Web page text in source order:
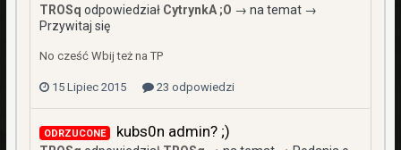
TROSq odpowiedział CytrynkA ;O → na temat →
Przywitaj się
No cześć Wbij też na TP
15 Lipiec 2015 23 odpowiedzi
ODRZUCONE kubs0n admin? ;)